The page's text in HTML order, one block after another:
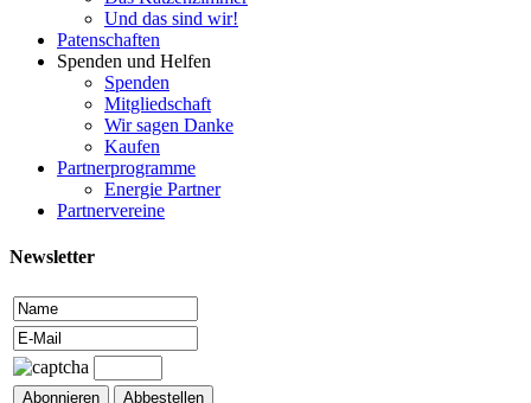
Und das sind wir!
Patenschaften
Spenden und Helfen
Spenden
Mitgliedschaft
Wir sagen Danke
Kaufen
Partnerprogramme
Energie Partner
Partnervereine
Newsletter